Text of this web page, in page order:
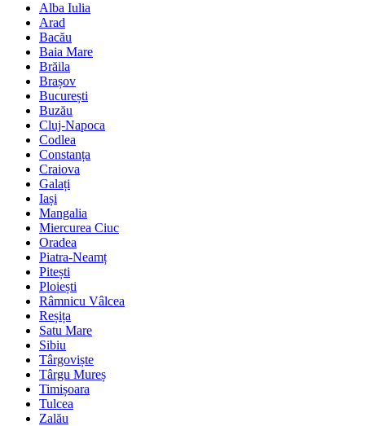
Alba Iulia
Arad
Bacău
Baia Mare
Brăila
Brașov
București
Buzău
Cluj-Napoca
Codlea
Constanța
Craiova
Galați
Iași
Mangalia
Miercurea Ciuc
Oradea
Piatra-Neamț
Pitești
Ploiești
Râmnicu Vâlcea
Reșița
Satu Mare
Sibiu
Târgoviște
Târgu Mureș
Timișoara
Tulcea
Zalău